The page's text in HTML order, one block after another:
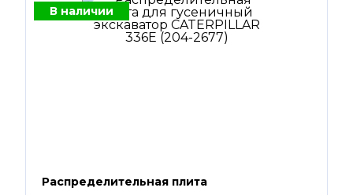
В наличии
Распределительная плита